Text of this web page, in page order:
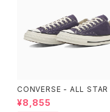
CONVERSE - ALL STAR
CY OX （Purple）
¥8,855